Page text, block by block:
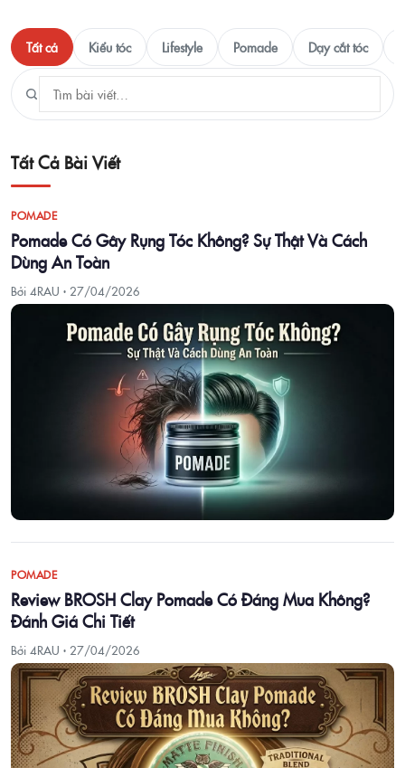
Tất cả Kiểu tóc Lifestyle Pomade Dạy cắt tóc
Tất Cả Bài Viết
POMADE
Pomade Có Gây Rụng Tóc Không? Sự Thật Và Cách
Dùng An Toàn
Bởi 4RAU · 27/04/2026
POMADE
Review BROSH Clay Pomade Có Đáng Mua Không?
Đánh Giá Chi Tiết
Bởi 4RAU · 27/04/2026